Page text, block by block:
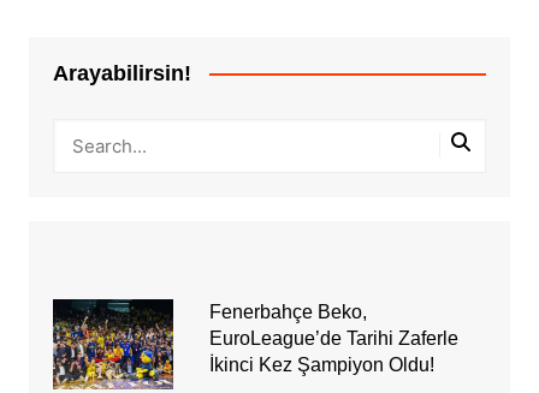
Arayabilirsin!
Fenerbahçe Beko,
EuroLeague’de Tarihi Zaferle
İkinci Kez Şampiyon Oldu!